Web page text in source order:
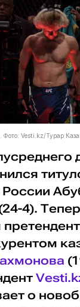
Фото: Vesti.kz/Турар
4).
о